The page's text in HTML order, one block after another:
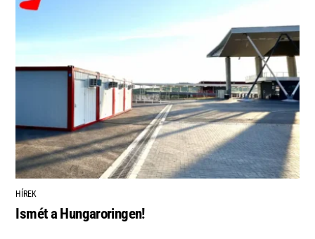
HÍREK
Ismét a Hungaroringen!